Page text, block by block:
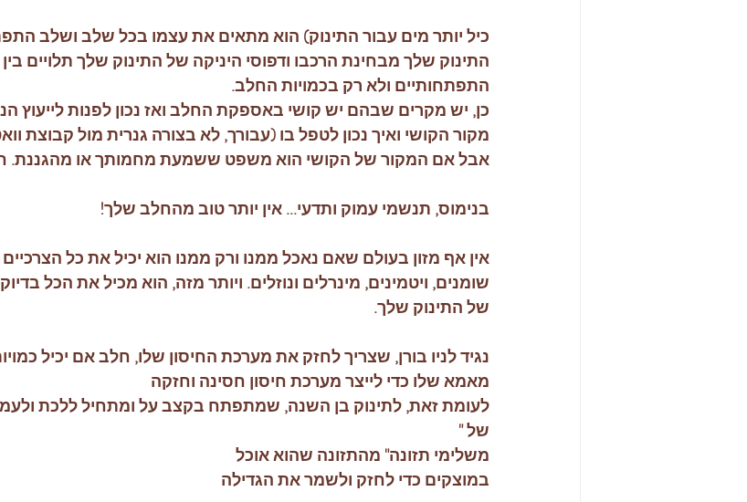
כיל יותר מים עבור התינוק) הוא מתאים את עצמו בכל שלב ושלב
התינוק שלך מבחינת הרכבו ודפוסי היניקה של התינוק שלך תלויים
התפתחותיים ולא רק בכמויות החלב.
כן, יש מקרים שבהם יש קושי באספקת החלב ואז נכון לפנות לייעוץ
מקור הקושי ואיך נכון לטפל בו (עבורך, לא בצורה גנרית מול קבוצת
אבל אם המקור של הקושי הוא משפט ששמעת מחמותך או מהגננת.
בנימוס, תנשמי עמוק ותדעי... אין יותר טוב מהחלב שלך!
אין אף מזון בעולם שאם נאכל ממנו ורק ממנו הוא יכיל את כל
שומנים, ויטמינים, מינרלים ונוזלים. ויותר מזה, הוא מכיל את הכל
של התינוק שלך.
נגיד לניו בורן, שצריך לחזק את מערכת החיסון שלו, חלב אם יכיל
מאמא שלו כדי לייצר מערכת חיסון חסינה וחזקה
לעומת זאת, לתינוק בן השנה, שמתפתח בקצב על ומתחיל ללכת
של "
משלימי תזונה" מהתזונה שהוא אוכל
במוצקים כדי לחזק ולשמר את הגדילה